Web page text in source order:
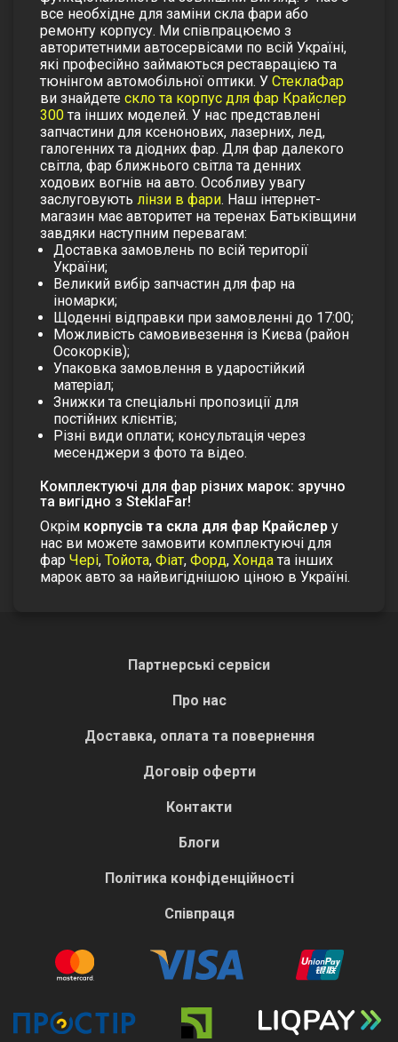
все необхідне для заміни скла фари або
ремонту корпусу. Ми співпрацюємо з
авторитетними автосервісами по всій Україні,
які професійно займаються реставрацією та
тюнінгом автомобільної оптики. У СтеклаФар
ви знайдете скло та корпус для фар Крайслер
300 та інших моделей. У нас представлені
запчастини для ксенонових, лазерних, лед,
галогенних та діодних фар. Для фар далекого
світла, фар ближнього світла та денних
ходових вогнів на авто. Особливу увагу
заслуговують лінзи в фари. Наш інтернет-
магазин має авторитет на теренах Батьківщини
завдяки наступним перевагам:
Доставка замовлень по всій території
України;
Великий вибір запчастин для фар на
іномарки;
Щоденні відправки при замовленні до 17:00;
Можливість самовивезення із Києва (район
Осокорків);
Упаковка замовлення в ударостійкий
матеріал;
Знижки та спеціальні пропозиції для
постійних клієнтів;
Різні види оплати; консультація через
месенджери з фото та відео.
Комплектуючі для фар різних марок: зручно
та вигідно з SteklaFar!
Окрім корпусів та скла для фар Крайслер у
нас ви можете замовити комплектуючі для
фар Чері, Тойота, Фіат, Форд, Хонда та інших
марок авто за найвигіднішою ціною в Україні.
Партнерські сервіси
Про нас
Доставка, оплата та повернення
Договір оферти
Контакти
Блоги
Політика конфіденційності
Співпраця